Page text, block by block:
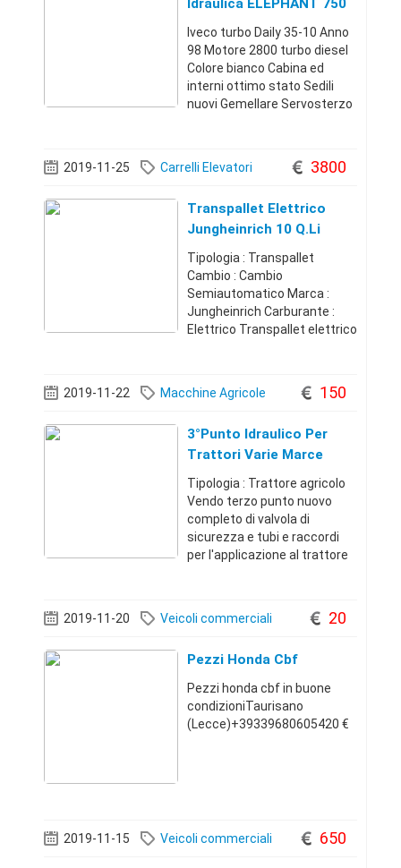
Idraulica ELEPHANT 750
KG
Iveco turbo Daily 35-10 Anno
98 Motore 2800 turbo diesel
Colore bianco Cabina ed
interni ottimo stato Sedili
nuovi Gemellare Servosterzo
rinforzo Gommato Cinta
distribuzione, olio e filtri
2019-11-25 Carrelli Elevatori 3800
Transpallet Elettrico
Jungheinrich 10 Q.li
Tipologia : Transpallet
Cambio : Cambio
Semiautomatico Marca :
Jungheinrich Carburante :
Elettrico Transpallet elettrico
portata 10 q.li altezza
sollevamento mt.2.50 carica
2019-11-22 Macchine Agricole 150
3°punto Idraulico Per
Trattori Varie Marce
Tipologia : Trattore agricolo
Vendo terzo punto nuovo
completo di valvola di
sicurezza e tubi e raccordi
per l'applicazione al trattore
70 mm d (stelo) 35 mm f
Snodo ø f Ã˜ 25,4 mm Snodo
2019-11-20 Veicoli commerciali 20
Pezzi Honda Cbf
Pezzi honda cbf in buone
condizioniTaurisano
(Lecce)+39339680605420 €
2019-11-15 Veicoli commerciali 650